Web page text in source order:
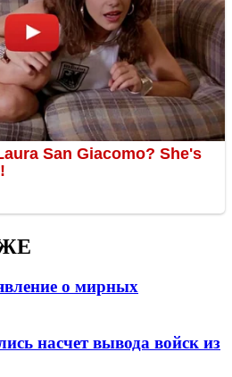
о мирных
насчет вывода войск из